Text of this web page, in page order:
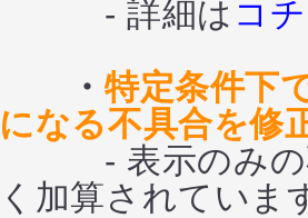
- 詳細は コ
・ 特定条件下
になる不具合を修
- 表示のみの不
く加算されていま